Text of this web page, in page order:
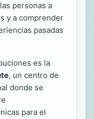
personas a
y a comprender
pasadas
es la
, un centro de
donde se
para el